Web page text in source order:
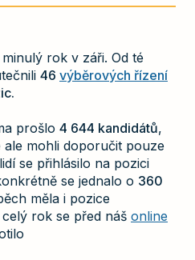
rok v záři. Od té
46 výběrových řízení
prošlo 4 644 kandidátů,
ale mohli doporučit pouze
se přihlásilo na pozici
se jednalo o 360
měla i pozice
rok se před náš online